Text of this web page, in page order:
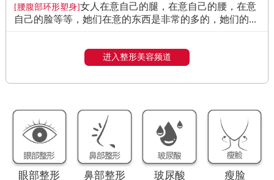
[腰腹部环形塑身]女人在意自己的腿，在意自己的腰，在意
自己的脸等等，她们在意的东西是非常的多的，她们的...
进入整形美容频道
眼部整形 鼻部整形 玻尿酸 瘦脸